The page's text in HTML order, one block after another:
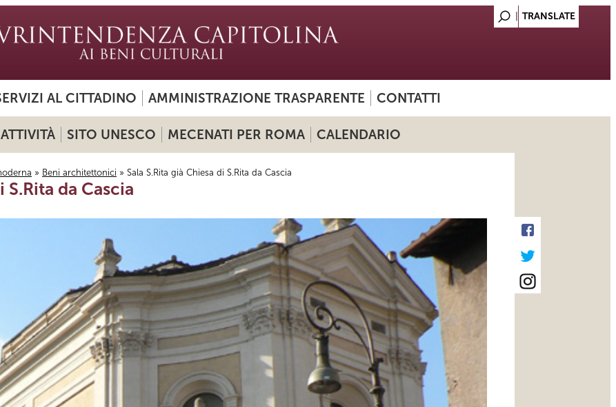
AL CITTADINO AMMINISTRAZIONE TRASPARENTE CONTATTI
ATTIVITÀ SITO UNESCO MECENATI PER ROMA CALENDARIO
» Beni architettonici » Sala S.Rita già Chiesa di S.Rita da Cascia
S.Rita da Cascia